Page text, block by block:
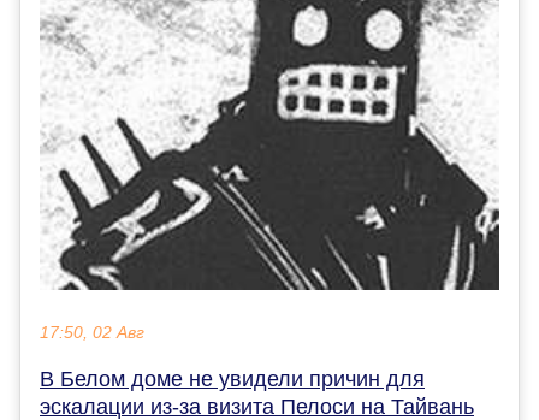
17:50, 02 Авг
В Белом доме не увидели причин для
эскалации из-за визита Пелоси на Тайвань